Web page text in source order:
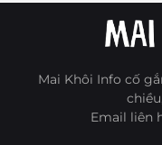
Mai Khôi Info cố
Email liên